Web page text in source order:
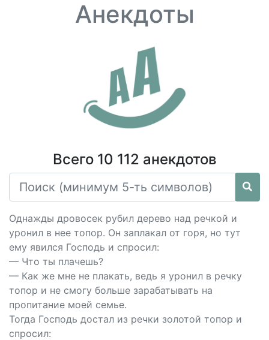
Анекдоты
Всего 10 112 анекдотов
Однажды дровосек рубил дерево над речкой и
уронил в нее топор. Он заплакал от горя, но тут
ему явился Господь и спросил:
— Что ты плачешь?
— Как же мне не плакать, ведь я уронил в речку
топор и не смогу больше зарабатывать на
пропитание моей семье.
Тогда Господь достал из речки золотой топор и
спросил: